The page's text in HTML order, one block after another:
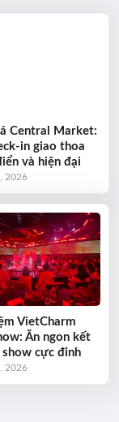
Central Market:
in giao thoa
và hiện đại
2026
VietCharm
Ăn ngon kết
show cực đỉnh
2026